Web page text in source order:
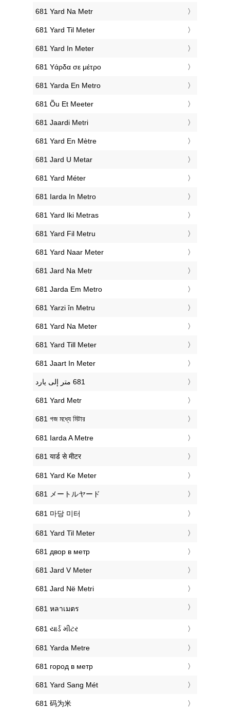
‎681 Yard Na Metr
‎681 Yard Til Meter
‎681 Yard In Meter
‎681 Υάρδα σε μέτρο
‎681 Yarda En Metro
‎681 Õu Et Meeter
‎681 Jaardi Metri
‎681 Yard En Mètre
‎681 Jard U Metar
‎681 Yard Méter
‎681 Iarda In Metro
‎681 Yard Iki Metras
‎681 Yard Fil Metru
‎681 Yard Naar Meter
‎681 Jard Na Metr
‎681 Jarda Em Metro
‎681 Yarzi în Metru
‎681 Yard Na Meter
‎681 Yard Till Meter
‎681 Jaart In Meter
‎681 Yard Metr
‎681 গজ মধ্যে মিটার
‎681 Iarda A Metre
‎681 यार्ड से मीटर
‎681 Yard Ke Meter
‎681 メートルヤード
‎681 마당 미터
‎681 Yard Til Meter
‎681 двор в метр
‎681 Jard V Meter
‎681 Jard Në Metri
‎681 หลาเมตร
‎681 યાર્ડ મીટર
‎681 Yarda Metre
‎681 город в метр
‎681 Yard Sang Mét
‎681 码为米